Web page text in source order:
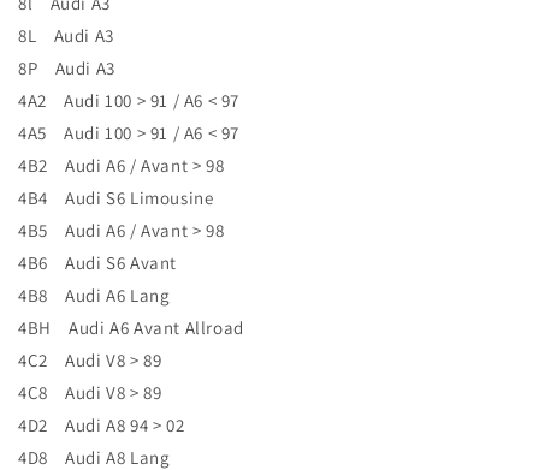
8L Audi A3
8P Audi A3
4A2 Audi 100 > 91 / A6 < 97
4A5 Audi 100 > 91 / A6 < 97
4B2 Audi A6 / Avant > 98
4B4 Audi S6 Limousine
4B5 Audi A6 / Avant > 98
4B6 Audi S6 Avant
4B8 Audi A6 Lang
4BH Audi A6 Avant Allroad
4C2 Audi V8 > 89
4C8 Audi V8 > 89
4D2 Audi A8 94 > 02
4D8 Audi A8 Lang